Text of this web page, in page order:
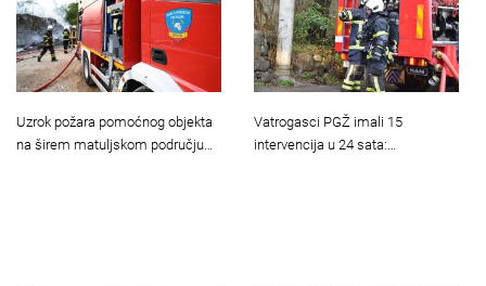
Uzrok požara pomoćnog objekta
na širem matuljskom području…
Vatrogasci PGŽ imali 15
intervencija u 24 sata:…